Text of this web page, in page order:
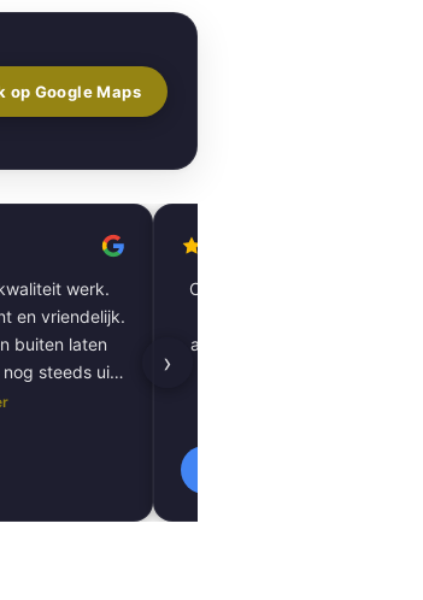
op Google Maps
werk.
en vriendelijk.
buiten laten
steeds uit
Complete woning laten
afgewerkt, inclusief tegels,
›